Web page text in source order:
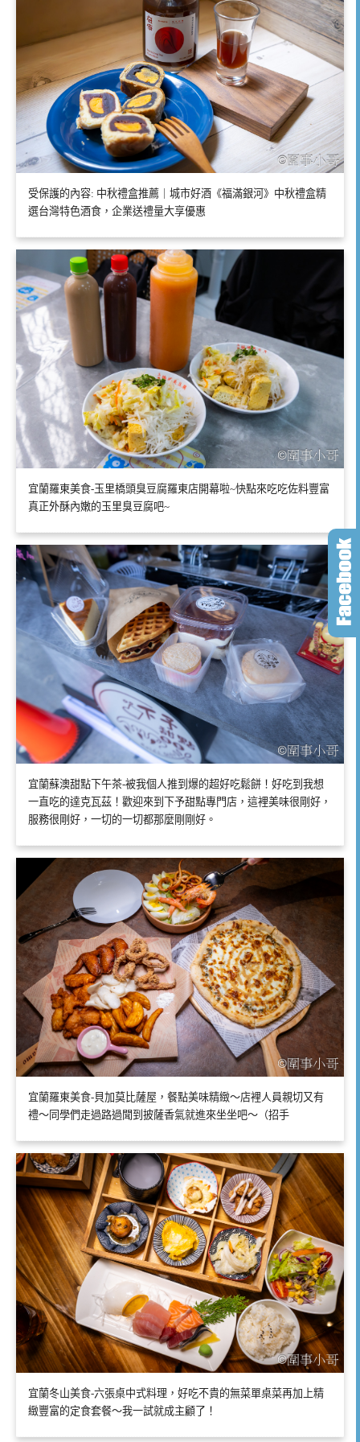
受保護的內容: 中秋禮盒推薦｜城市好酒《福滿銀河》中秋禮盒精
選台灣特色酒食，企業送禮量大享優惠
宜蘭羅東美食-玉里橋頭臭豆腐羅東店開幕啦~快點來吃吃佐料豐富
真正外酥內嫩的玉里臭豆腐吧~
宜蘭蘇澳甜點下午茶-被我個人推到爆的超好吃鬆餅！好吃到我想
一直吃的達克瓦茲！歡迎來到下予甜點專門店，這裡美味很剛好，
服務很剛好，一切的一切都那麼剛剛好。
宜蘭羅東美食-貝加莫比薩屋，餐點美味精緻～店裡人員親切又有
禮～同學們走過路過聞到披薩香氣就進來坐坐吧～（招手
宜蘭冬山美食-六張桌中式料理，好吃不貴的無菜單桌菜再加上精
緻豐富的定食套餐～我一試就成主顧了！